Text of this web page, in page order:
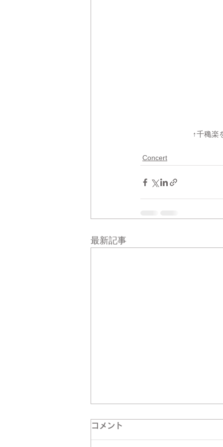
↑千穐楽を終えて
Concert
最新記事
コメント